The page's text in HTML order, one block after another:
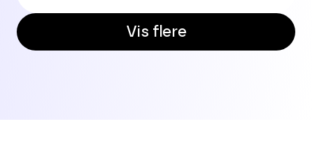
Vis flere